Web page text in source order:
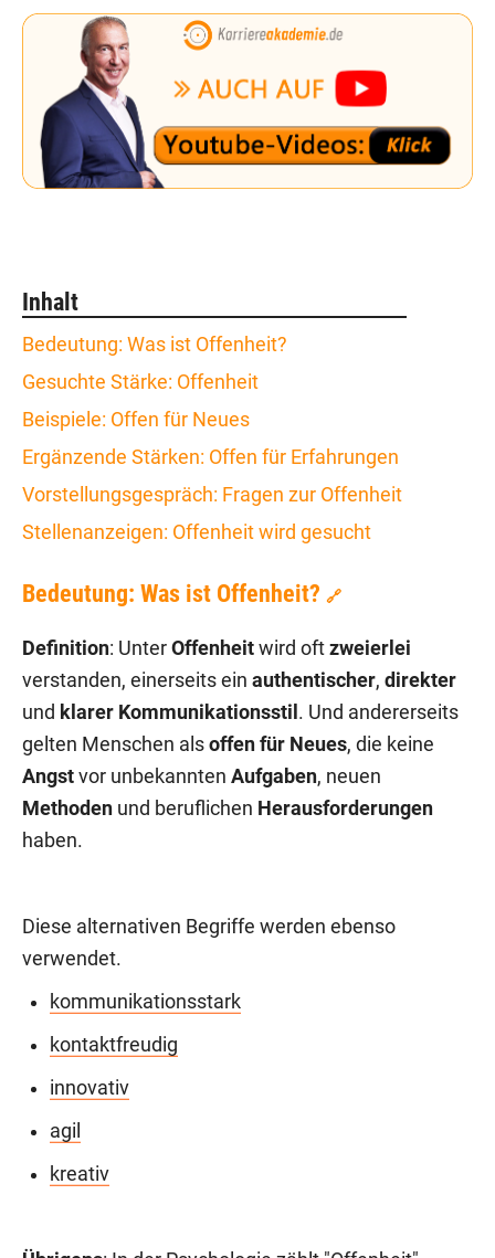
Inhalt
Bedeutung: Was ist Offenheit?
Gesuchte Stärke: Offenheit
Beispiele: Offen für Neues
Ergänzende Stärken: Offen für Erfahrungen
Vorstellungsgespräch: Fragen zur Offenheit
Stellenanzeigen: Offenheit wird gesucht
Bedeutung: Was ist Offenheit? 🔗
Definition: Unter Offenheit wird oft zweierlei
verstanden, einerseits ein authentischer, direkter
und klarer Kommunikationsstil . Und andererseits
gelten Menschen als offen für Neues, die keine
Angst vor unbekannten Aufgaben, neuen
Methoden und beruflichen Herausforderungen
haben.
Diese alternativen Begriffe werden ebenso
verwendet.
kommunikationsstark
kontaktfreudig
innovativ
agil
kreativ